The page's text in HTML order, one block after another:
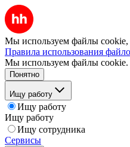
Мы используем файлы cookie,
Правила использования
Мы используем файлы cookie.
Понятно
Ищу работу
Ищу работу
Ищу работу
Ищу сотрудника
Сервисы